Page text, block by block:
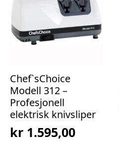
Chef`sChoice
Modell 312 –
Profesjonell
elektrisk knivsliper
kr 1.595,00